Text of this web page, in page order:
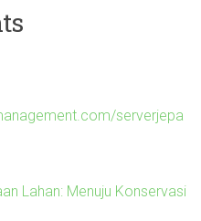
serverjepa
Lahan: Menuju Konservasi